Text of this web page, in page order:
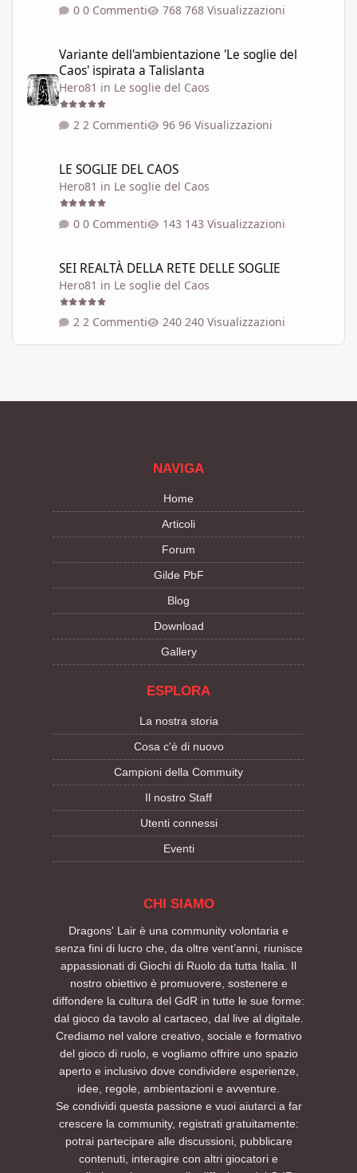
0 Commenti 768 Visualizzazioni
Variante dell'ambientazione 'Le soglie del
Caos' ispirata a Talislanta
Hero81 in Le soglie del Caos
2 Commenti 96 Visualizzazioni
LE SOGLIE DEL CAOS
Hero81 in Le soglie del Caos
0 Commenti 143 Visualizzazioni
SEI REALTÀ DELLA RETE DELLE SOGLIE
Hero81 in Le soglie del Caos
2 Commenti 240 Visualizzazioni
NAVIGA
Home
Articoli
Forum
Gilde PbF
Blog
Download
Gallery
ESPLORA
La nostra storia
Cosa c'è di nuovo
Campioni della Commuity
Il nostro Staff
Utenti connessi
Eventi
CHI SIAMO
Dragons' Lair è una community volontaria e
senza fini di lucro che, da oltre vent’anni, riunisce
appassionati di Giochi di Ruolo da tutta Italia. Il
nostro obiettivo è promuovere, sostenere e
diffondere la cultura del GdR in tutte le sue forme:
dal gioco da tavolo al cartaceo, dal live al digitale.
Crediamo nel valore creativo, sociale e formativo
del gioco di ruolo, e vogliamo offrire uno spazio
aperto e inclusivo dove condividere esperienze,
idee, regole, ambientazioni e avventure.
Se condividi questa passione e vuoi aiutarci a far
crescere la community, registrati gratuitamente:
potrai partecipare alle discussioni, pubblicare
contenuti, interagire con altri giocatori e